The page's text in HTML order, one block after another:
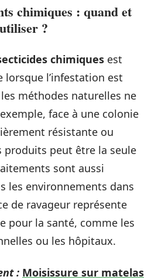
chimiques : quand et
?
chimiques est
lorsque l’infestation est
méthodes naturelles ne
face à une colonie
résistante ou
produits peut être la seule
sont aussi
les environnements dans
de ravageur représente
pour la santé, comme les
ou les hôpitaux.
: Moisissure sur matelas